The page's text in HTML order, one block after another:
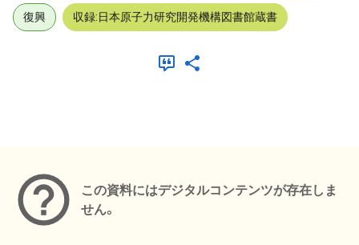
復興 収録:日本原子力研究開発機構図書館蔵書
この資料にはデジタルコンテンツが存在しま
せん。